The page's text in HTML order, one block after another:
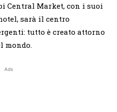
Central Market, con i suoi
sarà il centro
tutto è creato attorno
mondo.
Ads